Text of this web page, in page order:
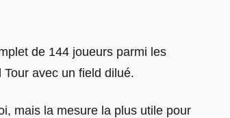
de 144 joueurs parmi les
avec un field dilué.
mais la mesure la plus utile pour